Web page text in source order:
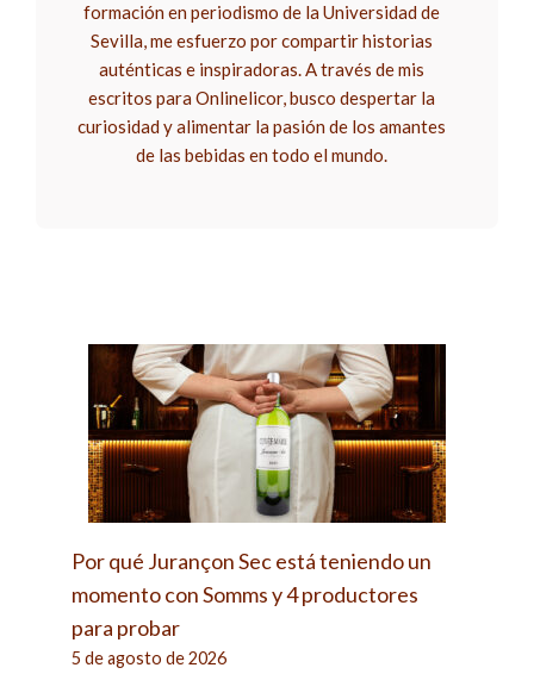
formación en periodismo de la Universidad de
Sevilla, me esfuerzo por compartir historias
auténticas e inspiradoras. A través de mis
escritos para Onlinelicor, busco despertar la
curiosidad y alimentar la pasión de los amantes
de las bebidas en todo el mundo.
Por qué Jurançon Sec está teniendo un
momento con Somms y 4 productores
para probar
5 de agosto de 2026